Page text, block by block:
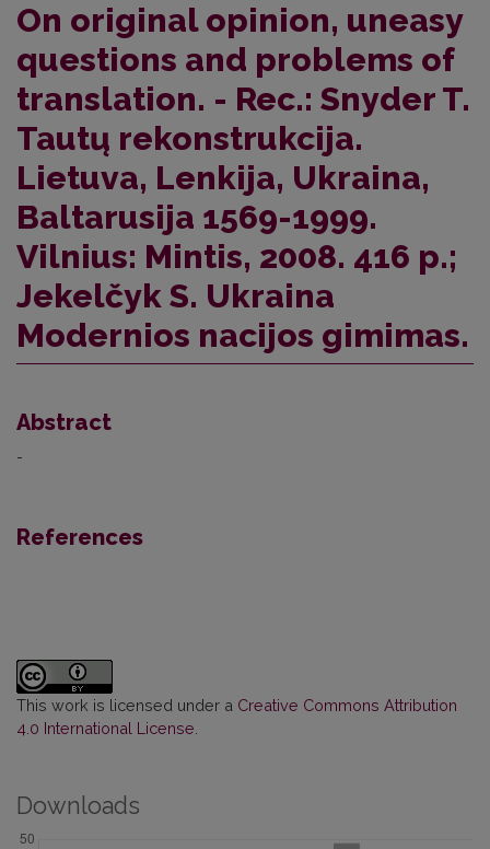
On original opinion, uneasy
questions and problems of
translation. - Rec.: Snyder T.
Tautų rekonstrukcija.
Lietuva, Lenkija, Ukraina,
Baltarusija 1569-1999.
Vilnius: Mintis, 2008. 416 p.;
Jekelčyk S. Ukraina
Modernios nacijos gimimas.
Abstract
-
References
This work is licensed under a Creative Commons Attribution
4.0 International License
Downloads